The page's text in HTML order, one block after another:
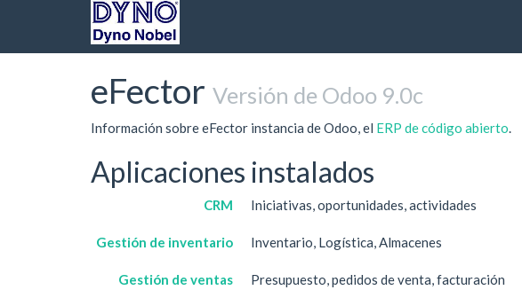
eFector Versión de Odoo 9.0c
Información sobre eFector instancia de Odoo, el ERP de código abierto
Aplicaciones instalados
CRM Iniciativas, oportunidades, actividades
Gestión de inventario Inventario, Logística, Almacenes
Gestión de ventas Presupuesto, pedidos de venta, facturación